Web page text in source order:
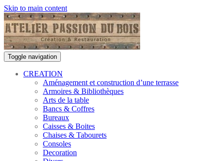
Skip to main content
Toggle navigation
CREATION
Aménagement et construction d’une terrasse
Armoires & Bibliothèques
Arts de la table
Bancs & Coffres
Bureaux
Caisses & Boites
Chaises & Tabourets
Consoles
Decoration